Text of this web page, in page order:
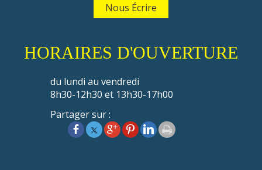
Nous Écrire
HORAIRES D'OUVERTURE
du lundi au vendredi
8h30-12h30 et 13h30-17h00
Partager sur :